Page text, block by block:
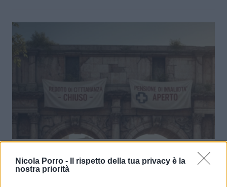
Nicola Porro -
Il rispetto della tua privacy è la
nostra priorità
Il reddito di cittadinanza si è
trasformato (forse) in pensioni di